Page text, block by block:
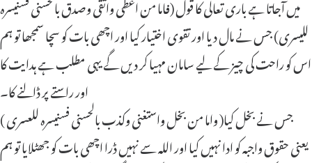
لليسرى) جس نے مال دیا اور تقوی اختیار کیا اور اچھی بات کو سچا سمجھا تو ہم
اس کو راحت کی چیز کے لیے سامان مہیا کر دیں گے یہی مطلب ہے ہدایت کا
اور راستے پر ڈالنے کا۔
( واما من بخل واستغنى وكذب بالحسنى فسنيسره للعسرى )جس نے بخل کیا
یعنی حقوق واجبہ کو ادا نہیں کیا اور اللہ سے نہیں ڈرا اچھی بات کو جھٹلایا تو ہم